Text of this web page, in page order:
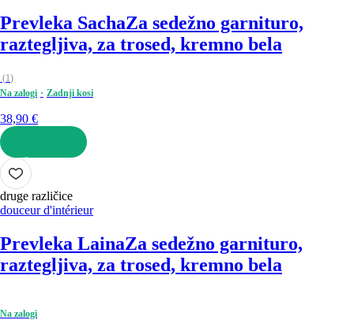
Prevleka SachaZa sedežno garnituro,
raztegljiva, za trosed, kremno bela
(1)
Na zalogi
Zadnji kosi
38,90 €
V KOŠARICO
druge različice
douceur d'intérieur
Prevleka LainaZa sedežno garnituro,
raztegljiva, za trosed, kremno bela
Na zalogi